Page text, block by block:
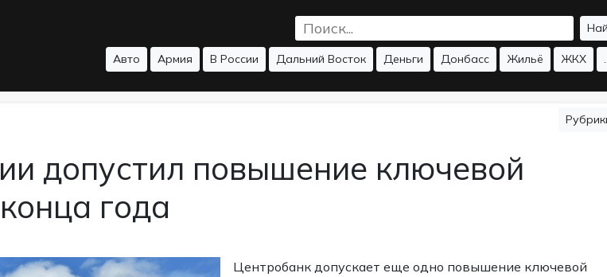
Авто Армия В России Дальний Восток Деньги Донбасс Жильё ЖКХ
допустил повышение ключевой
года
Центробанк допускает еще одно повышение ключевой